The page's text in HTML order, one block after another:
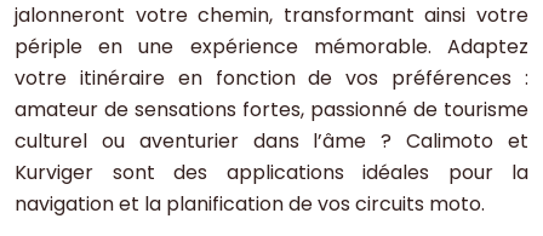
jalonneront votre chemin, transformant ainsi votre
périple en une expérience mémorable. Adaptez
votre itinéraire en fonction de vos préférences :
amateur de sensations fortes, passionné de tourisme
culturel ou aventurier dans l’âme ? Calimoto et
Kurviger sont des applications idéales pour la
navigation et la planification de vos circuits moto.